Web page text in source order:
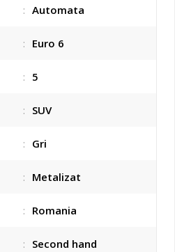
: Automata
: Euro 6
: 5
: SUV
: Gri
: Metalizat
: Romania
: Second hand